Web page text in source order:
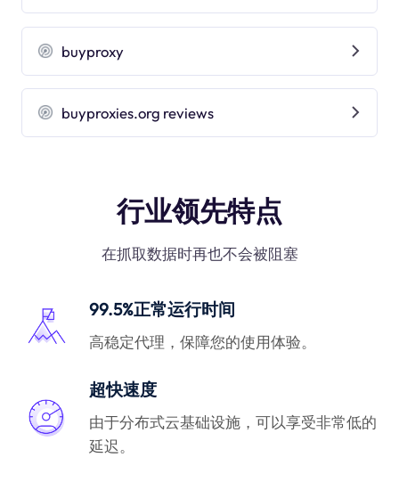
buyproxy
buyproxies.org reviews
行业领先特点
在抓取数据时再也不会被阻塞
99.5%正常运行时间
高稳定代理，保障您的使用体验。
超快速度
由于分布式云基础设施，可以享受非常低的
延迟。